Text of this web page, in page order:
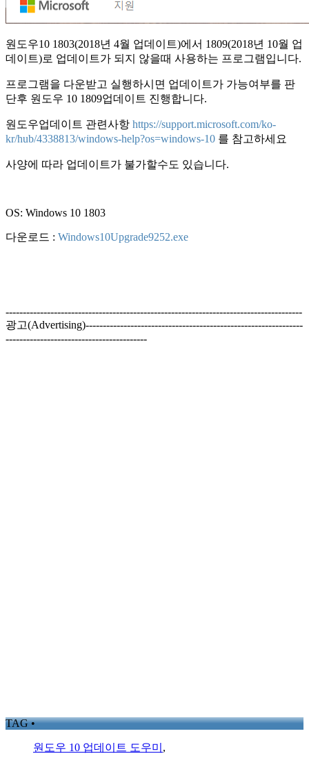
원도우10 1803(2018년 4월 업데이트)에서 1809(2018년 10월 업
데이트)로 업데이트가 되지 않을때 사용하는 프로그램입니다.
프로그램을 다운받고 실행하시면 업데이트가 가능여부를 판
단후 원도우 10 1809업데이트 진행합니다.
원도우업데이트 관련사항 https://support.microsoft.com/ko-
kr/hub/4338813/windows-help?os=windows-10 를 참고하세요
사양에 따라 업데이트가 불가할수도 있습니다.
OS: Windows 10 1803
다운로드 : Windows10Upgrade9252.exe
--------------------------------------------------------------------------------------
광고(Advertising)---------------------------------------------------------------
-----------------------------------------
TAG •
원도우 10 업데이트 도우미 ,